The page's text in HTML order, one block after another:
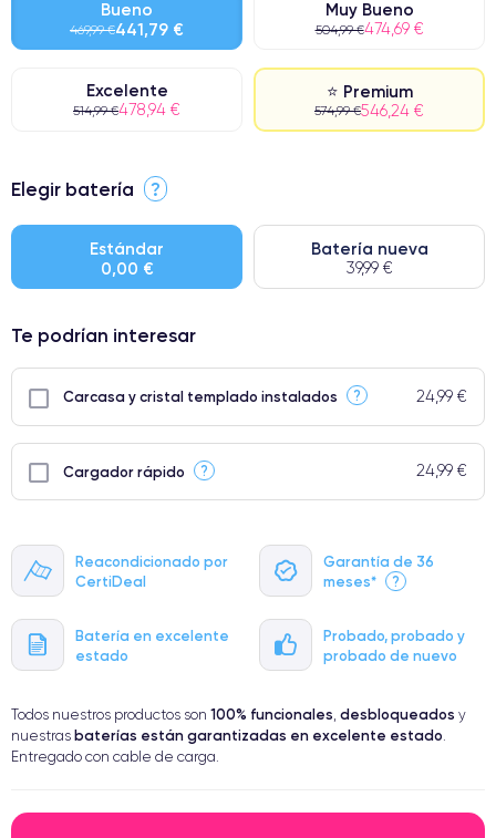
Reacondicionado por
CertiDeal
Garantía de 36
meses*
?
Batería en excelente
estado
Probado, probado y
probado de nuevo
Bueno
469,99 €441,79 €
Muy Bueno
504,99 €474,69 €
Excelente
514,99 €478,94 €
⭐ Premium
574,99 €546,24 €
⭐ Premium
● Batería: uso intensivo.
● Solo el 5% de nuestros teléfonos tienen una categoría Premium.
Elegir batería ?
Estándar
0,00 €
Batería nueva
39,99 €
Te podrían interesar
Carcasa y cristal templado instalados ? 24,99 €
Cargador rápido ? 24,99 €
Todos nuestros productos son 100% funcionales, desbloqueados y
nuestras baterías están garantizadas en excelente estado.
Entregado con cable de carga.